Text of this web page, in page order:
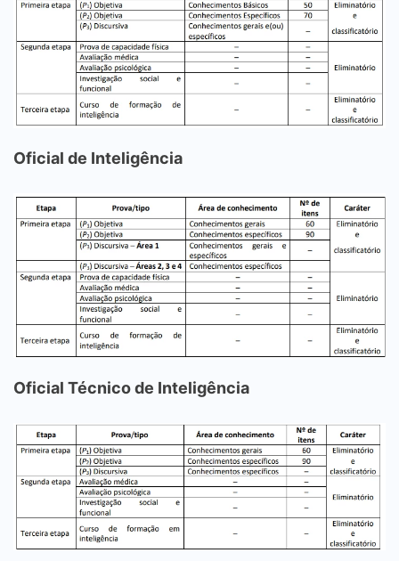
Oficial de Inteligência
Oficial Técnico de Inteligência